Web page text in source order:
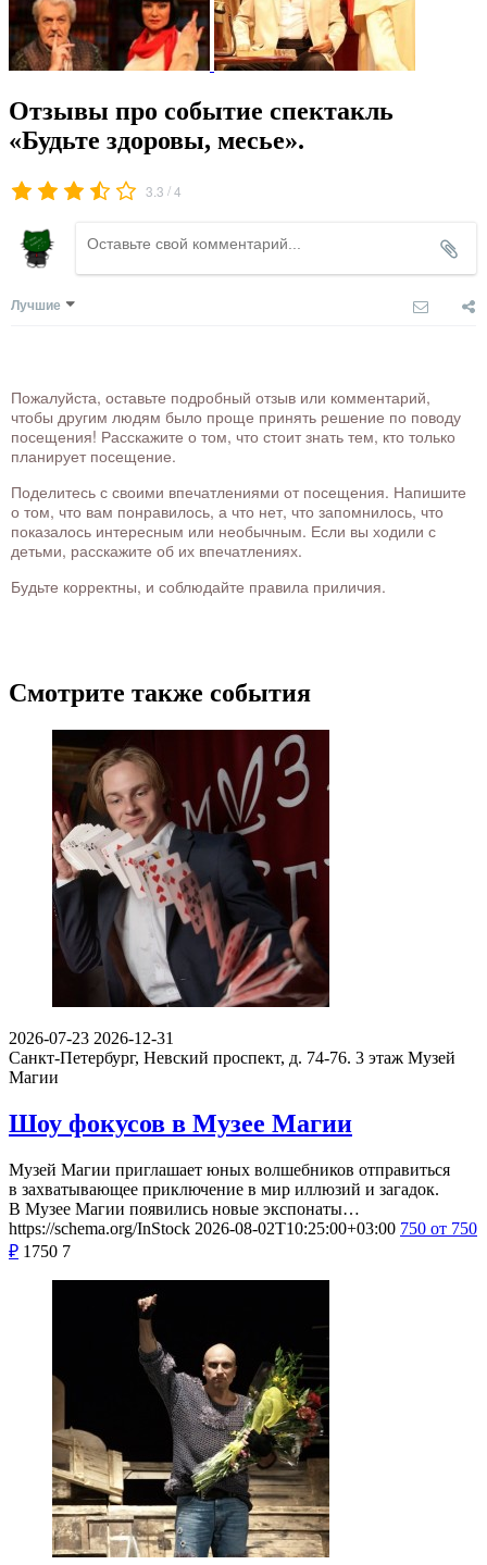
Отзывы про событие спектакль
«Будьте здоровы, месье».
3.3 /4
Лучшие
Пожалуйста, оставьте подробный отзыв или комментарий,
чтобы другим людям было проще принять решение по поводу
посещения! Расскажите о том, что стоит знать тем, кто только
планирует посещение.
Поделитесь с своими впечатлениями от посещения. Напишите
о том, что вам понравилось, а что нет, что запомнилось, что
показалось интересным или необычным. Если вы ходили с
детьми, расскажите об их впечатлениях.
Будьте корректны, и соблюдайте правила приличия.
Смотрите также события
2026-07-23 2026-12-31
Санкт-Петербург, Невский проспект, д. 74-76. 3 этаж Музей
Магии
Шоу фокусов в Музее Магии
Музей Магии приглашает юных волшебников отправиться
в захватывающее приключение в мир иллюзий и загадок.
В Музее Магии появились новые экспонаты…
https://schema.org/InStock 2026-08-02T10:25:00+03:00 750 от 750
₽ 1750 7